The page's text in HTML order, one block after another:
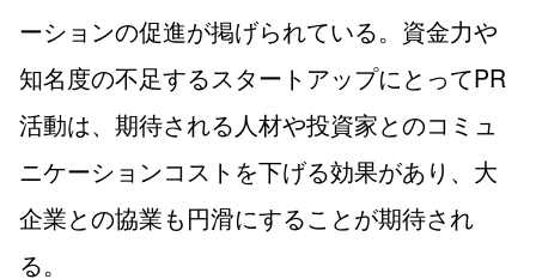
ーションの促進が掲げられている。資金力や
知名度の不足するスタートアップにとってPR
活動は、期待される人材や投資家とのコミュ
ニケーションコストを下げる効果があり、大
企業との協業も円滑にすることが期待され
る。